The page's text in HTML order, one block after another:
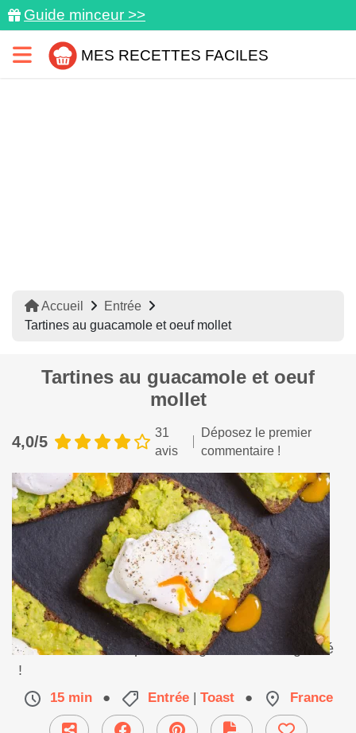
Guide minceur >>
MES RECETTES FACILES
Accueil
Entrée
Tartines au guacamole et oeuf mollet
Tartines au guacamole et oeuf
mollet
4,0/5
31
avis
Déposez le premier
commentaire !
Une recette saine pour se régaler tout en légèreté
!
15 min ● Entrée | Toast ● France